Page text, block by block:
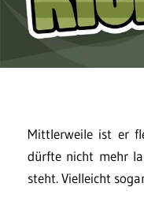
Mittlerweile ist er
dürfte nicht mehr
steht. Vielleicht